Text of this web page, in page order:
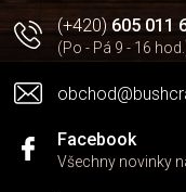
(+420)605 011
(Po - Pá 9 - 16
Facebook
Všechny novinky